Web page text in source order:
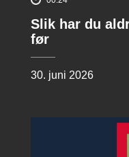
Slik har du
før
30. juni 2026